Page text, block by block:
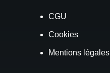
CGU
Cookies
Mentions légales